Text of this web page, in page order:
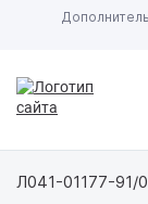
Л041-01177-91/